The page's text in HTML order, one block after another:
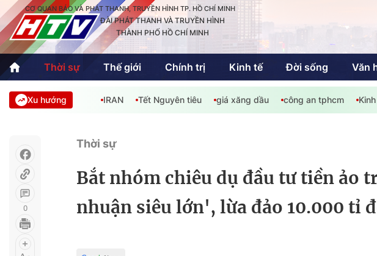
CƠ QUAN BÁO VÀ PHÁT THANH, TRUYỀN HÌNH TP. HỒ CHÍ MINH
ĐÀI PHÁT THANH VÀ TRUYỀN HÌNH
THÀNH PHỐ HỒ CHÍ MINH
Thời sự Thế giới Chính trị Kinh tế Đời sống Văn
Thời sự
Thể thao
Quốc tế
Văn hóa - Giải trí
Giáo dục
An Sinh
Xu hướng IRAN Tết Nguyên tiêu giá xăng dầu công an tphcm
0
Thời sự
Bắt nhóm chiêu dụ đầu tư tiền ảo
nhuận siêu lớn', lừa đảo 10.000 tỉ